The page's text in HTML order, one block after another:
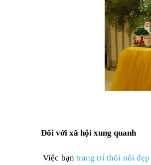
Đối với xã hội xung quanh
Việc bạn trang trí thôi nôi đẹp